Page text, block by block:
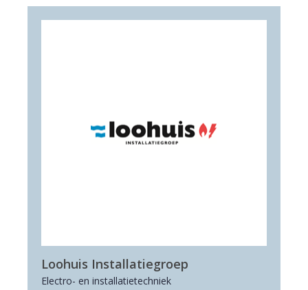
Loohuis Installatiegroep
Electro- en installatietechniek